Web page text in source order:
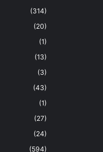
(314)
(20)
(1)
(13)
(3)
(43)
(1)
(27)
(24)
(594)